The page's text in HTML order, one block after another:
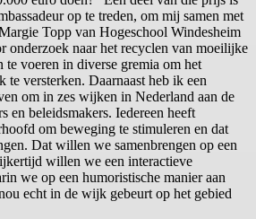
op te treden, om mij samen met
Topp van Hogeschool Windesheim
onderzoek naar het recyclen van moeilijke
te voeren in diverse gremia om het
te versterken. Daarnaast heb ik een
om in zes wijken in Nederland aan de
en beleidsmakers. Iedereen heeft
om beweging te stimuleren en dat
Dat willen we samenbrengen op een
willen we een interactieve
we op een humoristische manier aan
echt in de wijk gebeurt op het gebied